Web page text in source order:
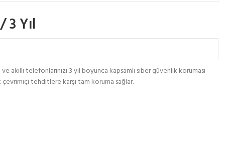
Yıl
akıllı telefonlarınızı 3 yıl boyunca kapsamlı siber güvenlik koruması
tehditlere karşı tam koruma sağlar.